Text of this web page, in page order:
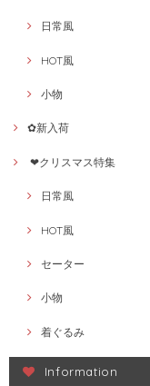
日常風
HOT風
小物
✿新入荷
❤クリスマス特集
日常風
HOT風
セーター
小物
着ぐるみ
Information